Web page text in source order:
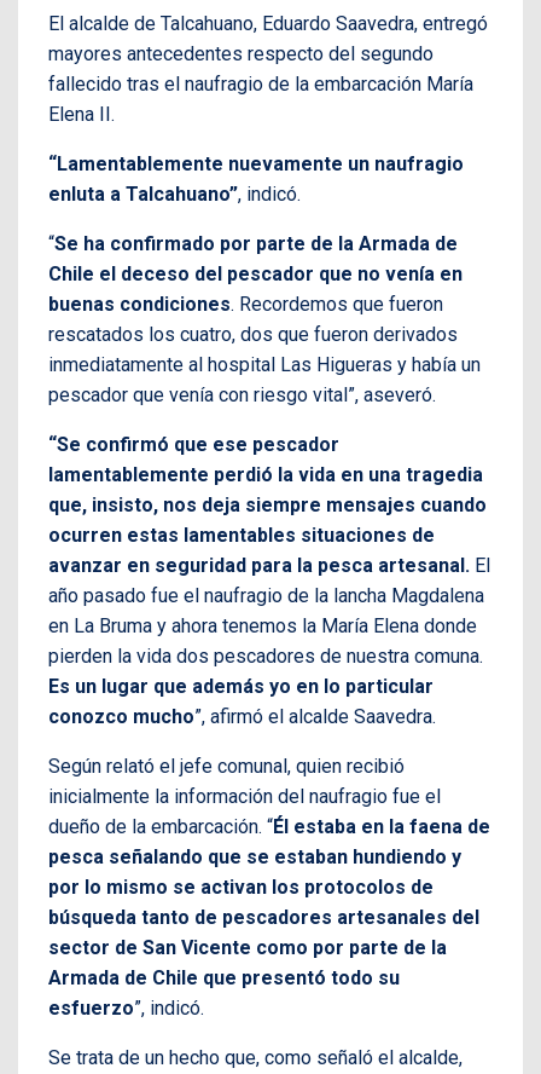
El alcalde de Talcahuano, Eduardo Saavedra, entregó
mayores antecedentes respecto del segundo
fallecido tras el naufragio de la embarcación María
Elena II.
“Lamentablemente nuevamente un naufragio
enluta a Talcahuano”, indicó.
“Se ha confirmado por parte de la Armada de
Chile el deceso del pescador que no venía en
buenas condiciones. Recordemos que fueron
rescatados los cuatro, dos que fueron derivados
inmediatamente al hospital Las Higueras y había un
pescador que venía con riesgo vital”, aseveró.
“Se confirmó que ese pescador
lamentablemente perdió la vida en una tragedia
que, insisto, nos deja siempre mensajes cuando
ocurren estas lamentables situaciones de
avanzar en seguridad para la pesca artesanal. El
año pasado fue el naufragio de la lancha Magdalena
en La Bruma y ahora tenemos la María Elena donde
pierden la vida dos pescadores de nuestra comuna.
Es un lugar que además yo en lo particular
conozco mucho”, afirmó el alcalde Saavedra.
Según relató el jefe comunal, quien recibió
inicialmente la información del naufragio fue el
dueño de la embarcación. “Él estaba en la faena de
pesca señalando que se estaban hundiendo y
por lo mismo se activan los protocolos de
búsqueda tanto de pescadores artesanales del
sector de San Vicente como por parte de la
Armada de Chile que presentó todo su
esfuerzo”, indicó.
Se trata de un hecho que, como señaló el alcalde,